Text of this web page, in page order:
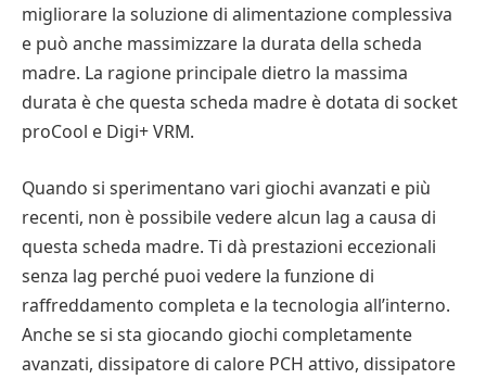
migliorare la soluzione di alimentazione complessiva
e può anche massimizzare la durata della scheda
madre. La ragione principale dietro la massima
durata è che questa scheda madre è dotata di socket
proCool e Digi+ VRM.
Quando si sperimentano vari giochi avanzati e più
recenti, non è possibile vedere alcun lag a causa di
questa scheda madre. Ti dà prestazioni eccezionali
senza lag perché puoi vedere la funzione di
raffreddamento completa e la tecnologia all’interno.
Anche se si sta giocando giochi completamente
avanzati, dissipatore di calore PCH attivo, dissipatore